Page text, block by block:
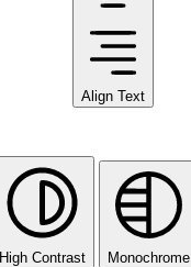
Align Text
High Contrast Monochrome